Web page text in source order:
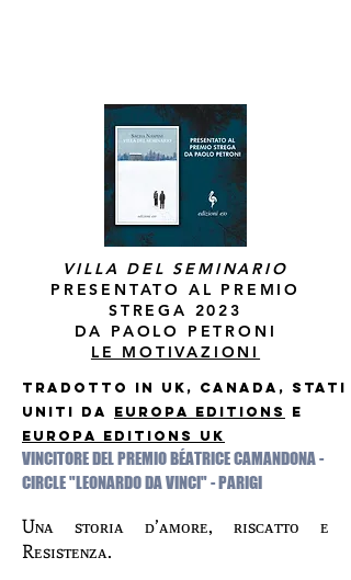
VILLA DEL SEMINARIO
PRESENTATO AL PREMIO
STREGA 2023
DA PAOLO PETRONI
LE MOTIVAZIONI
TRADOTTO IN uk, CANADA, STATI
UNITI DA EUROPA EDITIONS
E
EUROPA EDITIONS UK
VINCITORE DEL PREMIO BÉATRICE CAMANDONA -
CIRCLE "LEONARDO DA VINCI" - PARIGI
Uɴᴀ sᴛᴏʀɪᴀ ᴅ’ᴀᴍᴏʀᴇ, ʀɪsᴄᴀᴛᴛᴏ ᴇ
Rᴇsɪsᴛᴇɴᴢᴀ.